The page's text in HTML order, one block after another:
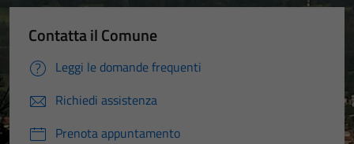
Contatta il Comune
Leggi le domande frequenti
Richiedi assistenza
Prenota appuntamento